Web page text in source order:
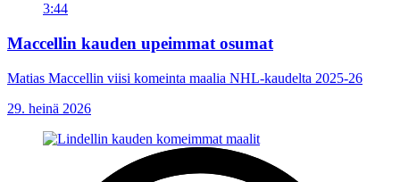
3:44
Maccellin kauden upeimmat osumat
Matias Maccellin viisi komeinta maalia NHL-kaudelta 2025-26
29. heinä 2026